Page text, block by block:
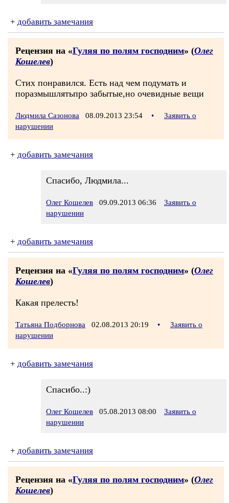
+ добавить замечания
Рецензия на «Гуляя по полям господним» (Олег
Кошелев)
Стих понравился. Есть над чем подумать и
поразмышлятьпро забытые,но очевидные вещи
Людмила Сазонова 08.09.2013 23:54 •
Заявить о
нарушении
+ добавить замечания
Спасибо, Людмила...
Олег Кошелев 09.09.2013 06:36
Заявить о
нарушении
+ добавить замечания
Рецензия на «Гуляя по полям господним» (Олег
Кошелев)
Какая прелесть!
Татьяна Подборнова 02.08.2013 20:19 •
Заявить о
нарушении
+ добавить замечания
Спасибо..:)
Олег Кошелев 05.08.2013 08:00
Заявить о
нарушении
+ добавить замечания
Рецензия на «Гуляя по полям господним» (Олег
Кошелев)